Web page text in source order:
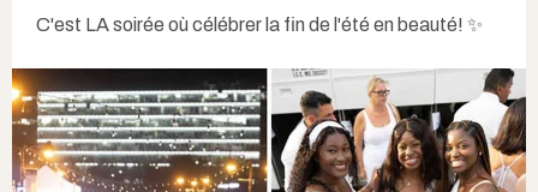
C'est LA soirée où célébrer la fin de l'été en beauté! ✨